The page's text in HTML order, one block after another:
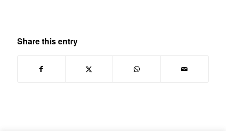
Share this entry